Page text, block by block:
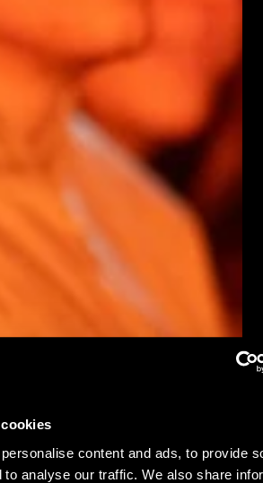
content and ads, to provide
to analyse our traffic. We also share
í Mýrdal og á Grandanum í
leiðir sýninguna og
um íslenska eldvirkni
í návígi við rauðglóandi